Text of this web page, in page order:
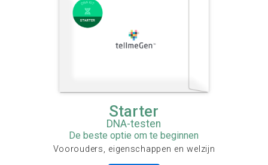
Starter
DNA-testen
De beste optie om te beginnen
Voorouders, eigenschappen en welzijn